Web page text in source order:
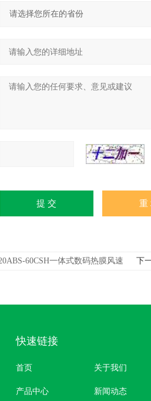
60CSH一体式数码热膜风速
下
快速链接
首页 关于我们
产品中心 新闻动态